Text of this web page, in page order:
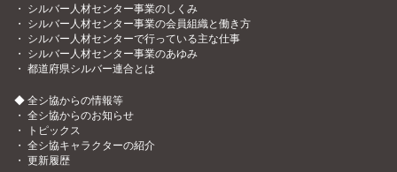
・ シルバー人材センター事業のしくみ
・ シルバー人材センター事業の会員組織と働き方
・ シルバー人材センターで行っている主な仕事
・ シルバー人材センター事業のあゆみ
・都道府県シルバー連合とは
◆ 全シ協からの情報等
・全シ協からのお知らせ
・
トピックス
・全シ協キャラクターの紹介
・更新履歴